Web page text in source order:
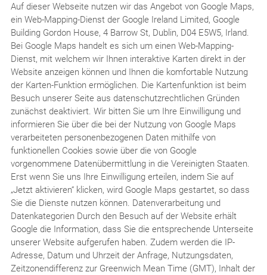
Auf dieser Webseite nutzen wir das Angebot von Google Maps,
ein Web-Mapping-Dienst der Google Ireland Limited, Google
Building Gordon House, 4 Barrow St, Dublin, D04 E5W5, Irland.
Bei Google Maps handelt es sich um einen Web-Mapping-
Dienst, mit welchem wir Ihnen interaktive Karten direkt in der
Website anzeigen können und Ihnen die komfortable Nutzung
der Karten-Funktion ermöglichen. Die Kartenfunktion ist beim
Besuch unserer Seite aus datenschutzrechtlichen Gründen
zunächst deaktiviert. Wir bitten Sie um Ihre Einwilligung und
informieren Sie über die bei der Nutzung von Google Maps
verarbeiteten personenbezogenen Daten mithilfe von
funktionellen Cookies sowie über die von Google
vorgenommene Datenübermittlung in die Vereinigten Staaten.
Erst wenn Sie uns Ihre Einwilligung erteilen, indem Sie auf
„Jetzt aktivieren“ klicken, wird Google Maps gestartet, so dass
Sie die Dienste nutzen können. Datenverarbeitung und
Datenkategorien Durch den Besuch auf der Website erhält
Google die Information, dass Sie die entsprechende Unterseite
unserer Website aufgerufen haben. Zudem werden die IP-
Adresse, Datum und Uhrzeit der Anfrage, Nutzungsdaten,
Zeitzonendifferenz zur Greenwich Mean Time (GMT), Inhalt der